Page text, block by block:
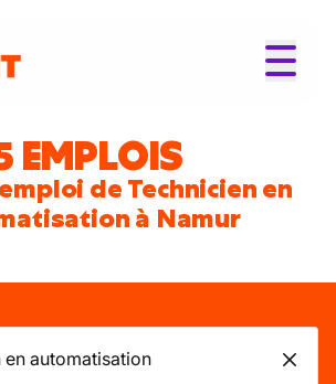
EMPLOIS
de Technicien en
à Namur